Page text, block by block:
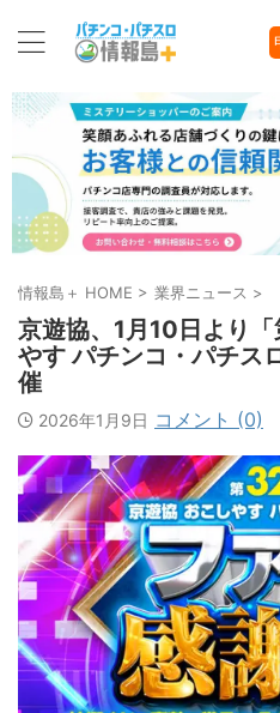
情報島＋ HOME > 業界ニュース >
京遊協、1月10日より
やす パチンコ・パチス
催
2026年1月9日 コメント (0)